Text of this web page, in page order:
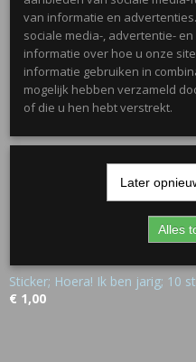
Sticker; Hoera! Ik ben jarig; 10
€ 1,00
van informatie en
sociale media-, advertentie-
informatie over hoe u onze
informatie gebruiken in
mogelijk hebben verzameld
of die u hen hebt verstrekt.
Later
Alles